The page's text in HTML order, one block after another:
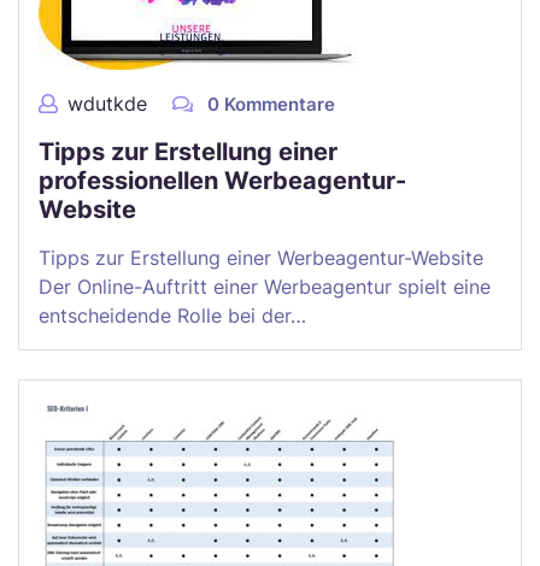
wdutkde 0 Kommentare
Tipps zur Erstellung einer
professionellen Werbeagentur-
Website
Tipps zur Erstellung einer Werbeagentur-Website
Der Online-Auftritt einer Werbeagentur spielt eine
entscheidende Rolle bei der…